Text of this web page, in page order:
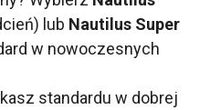
lub Nautilus Super
w nowoczesnych
standardu w dobrej